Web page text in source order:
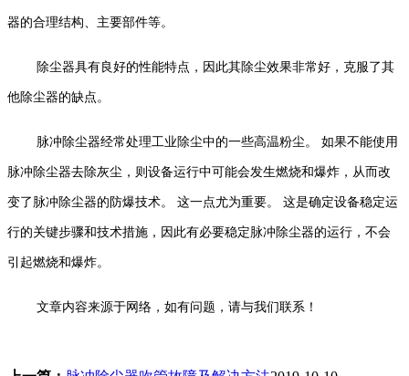
器的合理结构、主要部件等。
除尘器具有良好的性能特点，因此其除尘效果非常好，克服了其
他除尘器的缺点。
脉冲除尘器经常处理工业除尘中的一些高温粉尘。 如果不能使用
脉冲除尘器去除灰尘，则设备运行中可能会发生燃烧和爆炸，从而改
变了脉冲除尘器的防爆技术。 这一点尤为重要。 这是确定设备稳定运
行的关键步骤和技术措施，因此有必要稳定脉冲除尘器的运行，不会
引起燃烧和爆炸。
文章内容来源于网络，如有问题，请与我们联系！